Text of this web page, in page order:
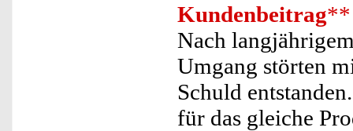
Kundenbeitrag**
Nach
Umgang störten
Schuld
für das gleiche